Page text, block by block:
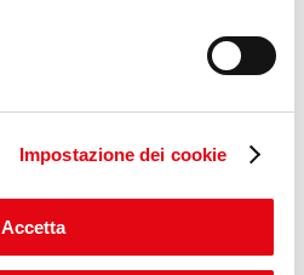
Impostazione dei cookie
Accetta